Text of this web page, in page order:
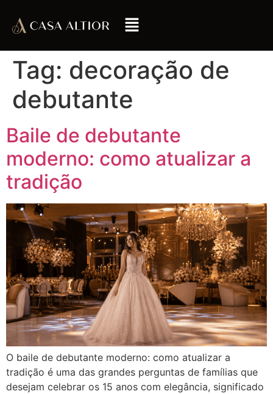
Tag: decoração de
debutante
Baile de debutante
moderno: como atualizar a
tradição
O baile de debutante moderno: como atualizar a
tradição é uma das grandes perguntas de famílias que
desejam celebrar os 15 anos com elegância, significado